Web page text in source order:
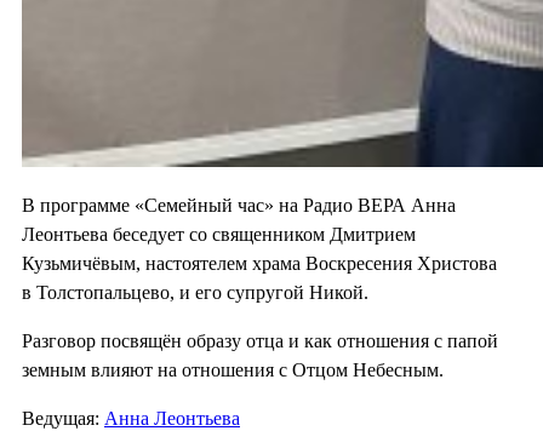
В программе «Семейный час» на Радио ВЕРА Анна
Леонтьева беседует со священником Дмитрием
Кузьмичёвым, настоятелем храма Воскресения Христова
в Толстопальцево, и его супругой Никой.
Разговор посвящён образу отца и как отношения с папой
земным влияют на отношения с Отцом Небесным.
Ведущая: Анна Леонтьева